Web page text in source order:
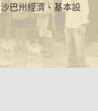
巴州經濟、基本設